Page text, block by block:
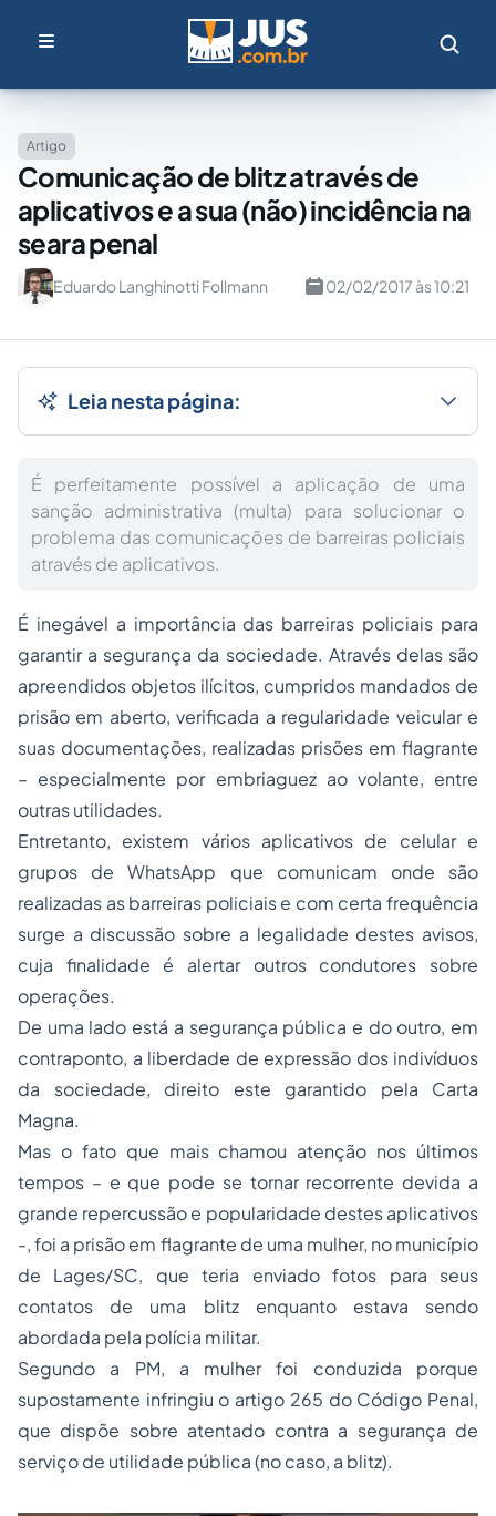
Artigo
Comunicação de blitz através de
aplicativos e a sua (não) incidência na
seara penal
Eduardo Langhinotti Follmann 02/02/2017 às 10:21
Leia nesta página:
É perfeitamente possível a aplicação de uma
sanção administrativa (multa) para solucionar o
problema das comunicações de barreiras policiais
através de aplicativos.
É inegável a importância das barreiras policiais para
garantir a segurança da sociedade. Através delas são
apreendidos objetos ilícitos, cumpridos mandados de
prisão em aberto, verificada a regularidade veicular e
suas documentações, realizadas prisões em flagrante
– especialmente por embriaguez ao volante, entre
outras utilidades.
Entretanto, existem vários aplicativos de celular e
grupos de WhatsApp que comunicam onde são
realizadas as barreiras policiais e com certa frequência
surge a discussão sobre a legalidade destes avisos,
cuja finalidade é alertar outros condutores sobre
operações.
De uma lado está a segurança pública e do outro, em
contraponto, a liberdade de expressão dos indivíduos
da sociedade, direito este garantido pela Carta
Magna.
Mas o fato que mais chamou atenção nos últimos
tempos – e que pode se tornar recorrente devida a
grande repercussão e popularidade destes aplicativos
-, foi a prisão em flagrante de uma mulher, no município
de Lages/SC, que teria enviado fotos para seus
contatos de uma blitz enquanto estava sendo
abordada pela polícia militar.
Segundo a PM, a mulher foi conduzida porque
supostamente infringiu o artigo 265 do Código Penal,
que dispõe sobre atentado contra a segurança de
serviço de utilidade pública (no caso, a blitz).